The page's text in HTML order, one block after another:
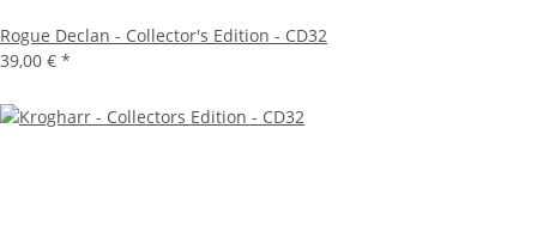
Rogue Declan - Collector's Edition - CD32
39,00 € *